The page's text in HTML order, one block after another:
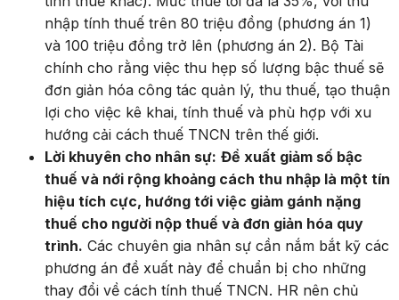
nhập tính thuế trên 80 triệu đồng (phương án 1)
và 100 triệu đồng trở lên (phương án 2). Bộ Tài
chính cho rằng việc thu hẹp số lượng bậc thuế sẽ
đơn giản hóa công tác quản lý, thu thuế, tạo thuận
lợi cho việc kê khai, tính thuế và phù hợp với xu
hướng cải cách thuế TNCN trên thế giới.
Lời khuyên cho nhân sự: Đề xuất giảm số bậc
thuế và nới rộng khoảng cách thu nhập là một tín
hiệu tích cực, hướng tới việc giảm gánh nặng
thuế cho người nộp thuế và đơn giản hóa quy
trình. Các chuyên gia nhân sự cần nắm bắt kỹ các
phương án đề xuất này để chuẩn bị cho những
thay đổi về cách tính thuế TNCN. HR nên chủ